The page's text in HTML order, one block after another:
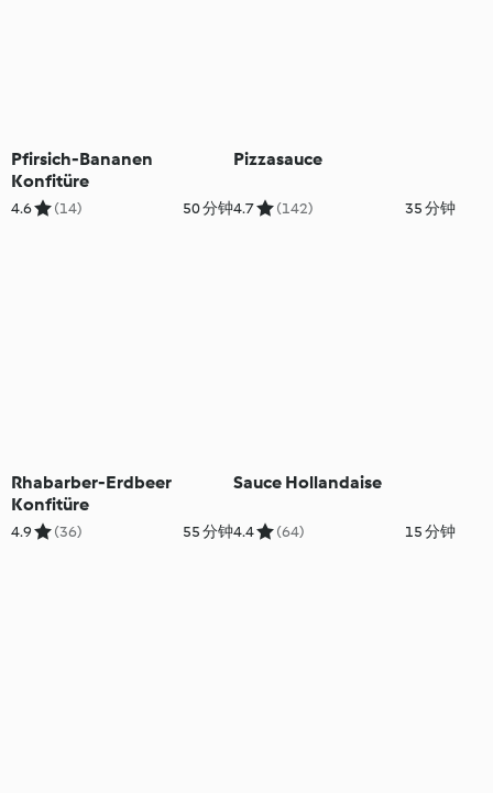
Pfirsich-Bananen
Konfitüre
4.6 (14) 50 分钟
Pizzasauce
4.7 (142) 35 分钟
Rhabarber-Erdbeer
Konfitüre
4.9 (36) 55 分钟
Sauce Hollandaise
4.4 (64) 15 分钟